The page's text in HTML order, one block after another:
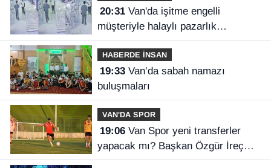
20:31Van'da işitme engelli
müşteriyle halaylı pazarlık
gülümsetti
HABERDE İNSAN
19:33Van’da sabah namazı
buluşmaları
VAN'DA SPOR
19:06Van Spor yeni transferler
yapacak mı? Başkan Özgür İreç
İlhan açıkladı